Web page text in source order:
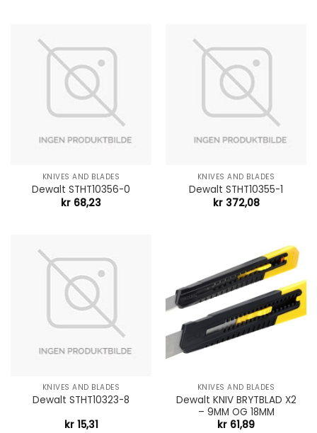
KNIVES AND BLADES
Dewalt STHT10356-0
kr 68,23
KNIVES AND BLADES
Dewalt STHT10355-1
kr372,08
KNIVES AND BLADES
Dewalt STHT10323-8
kr15,31
KNIVES AND BLADES
Dewalt KNIV BRYTBLAD X2
– 9MM OG 18MM
kr 61,89